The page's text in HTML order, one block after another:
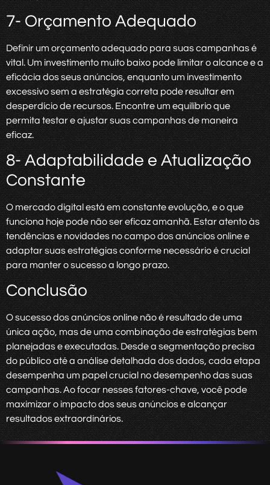
7- Orçamento Adequado
Definir um orçamento adequado para suas campanhas é
vital. Um investimento muito baixo pode limitar o alcance e a
eficácia dos seus anúncios, enquanto um investimento
excessivo sem a estratégia correta pode resultar em
desperdício de recursos. Encontre um equilíbrio que
permita testar e ajustar suas campanhas de maneira
eficaz.
8- Adaptabilidade e Atualização
Constante
O mercado digital está em constante evolução, e o que
funciona hoje pode não ser eficaz amanhã. Estar atento às
tendências e novidades no campo dos anúncios online e
adaptar suas estratégias conforme necessário é crucial
para manter o sucesso a longo prazo.
Conclusão
O sucesso dos anúncios online não é resultado de uma
única ação, mas de uma combinação de estratégias bem
planejadas e executadas. Desde a segmentação precisa
do público até a análise detalhada dos dados, cada etapa
desempenha um papel crucial no desempenho das suas
campanhas. Ao focar nesses fatores-chave, você pode
maximizar o impacto dos seus anúncios e alcançar
resultados extraordinários.